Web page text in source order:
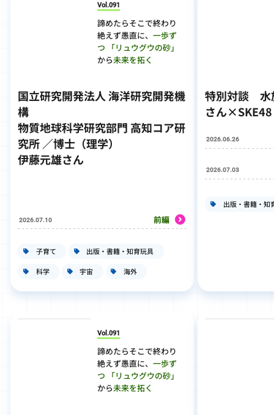
Vol.091
諦めたらそこで終わり
絶えず愚直に、 一歩ず
つ
「リュウグウの砂」
から未来を拓く
国立研究開発法人 海洋研究開発機
構
物質地球科学研究部門 高知コア研
究所 ／博士（理学）
伊藤元雄さん
2026.07.10 前編
子育て 出版・書籍・知育玩具
科学 宇宙 海外
Vol.091
諦めたらそこで終わり
絶えず愚直に、 一歩ず
つ
「リュウグウの砂」
から未来を拓く
特別対談 水
さん
2026.06.26
2026.07.03
出版・書籍・知